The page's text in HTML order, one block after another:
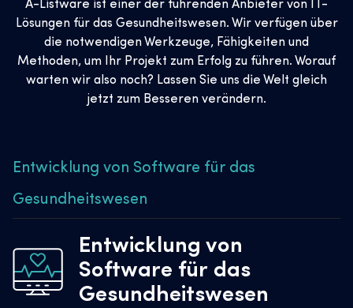
A-Listware ist einer der führenden Anbieter von IT-
Lösungen für das Gesundheitswesen. Wir verfügen über
die notwendigen Werkzeuge, Fähigkeiten und
Methoden, um Ihr Projekt zum Erfolg zu führen. Worauf
warten wir also noch? Lassen Sie uns die Welt gleich
jetzt zum Besseren verändern.
Entwicklung von Software für das
Gesundheitswesen
Entwicklung von
Software für das
Gesundheitswesen